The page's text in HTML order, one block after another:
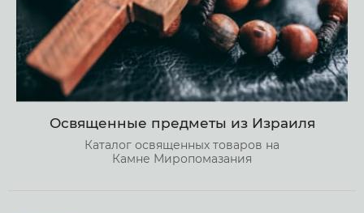
Освященные предметы из Израиля
Каталог освященных товаров на
Камне Миропомазания